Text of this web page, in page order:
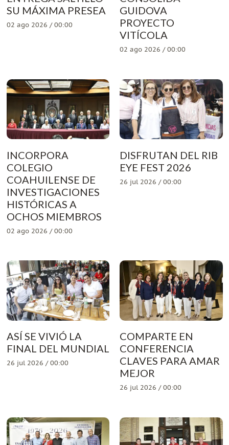
SU MÁXIMA PRESEA
02 ago 2026 / 00:00
GUIDOVA
PROYECTO
VITÍCOLA
02 ago 2026 / 00:00
INCORPORA
COLEGIO
COAHUILENSE DE
INVESTIGACIONES
HISTÓRICAS A
OCHOS MIEMBROS
02 ago 2026 / 00:00
DISFRUTAN DEL RIB
EYE FEST 2026
26 jul 2026 / 00:00
ASÍ SE VIVIÓ LA
FINAL DEL MUNDIAL
26 jul 2026 / 00:00
COMPARTE EN
CONFERENCIA
CLAVES PARA AMAR
MEJOR
26 jul 2026 / 00:00